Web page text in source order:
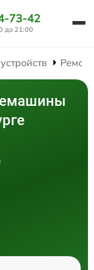
73-42
до 21:00